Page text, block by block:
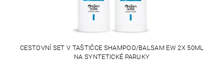
CESTOVNÍ SET V TAŠTIČCE SHAMPOO/BALSAM EW 2X 50ML
NA SYNTETICKÉ PARUKY